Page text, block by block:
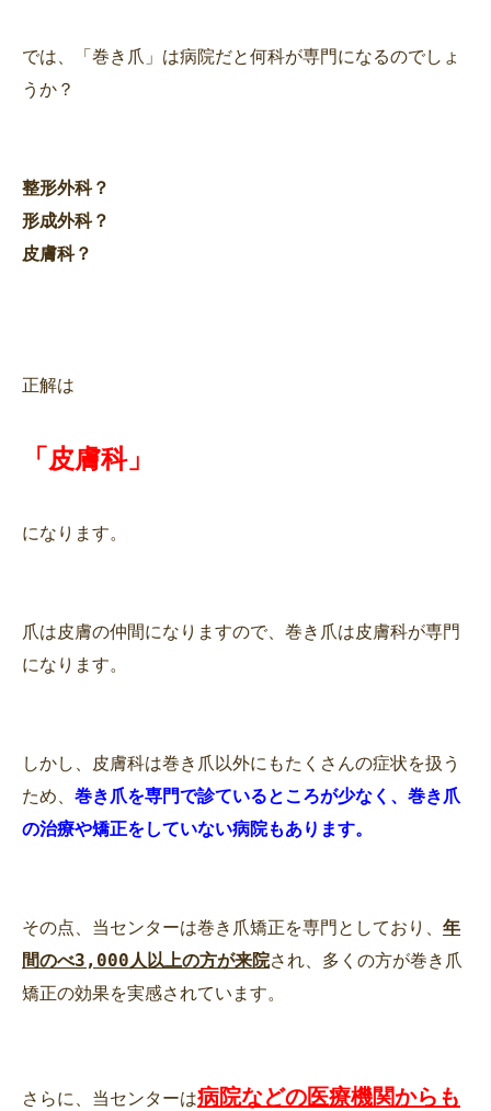
では、「巻き爪」は病院だと何科が専門になるのでしょ
うか？
整形外科？
形成外科？
皮膚科？
正解は
「皮膚科」
になります。
爪は皮膚の仲間になりますので、巻き爪は皮膚科が専門
になります。
しかし、皮膚科は巻き爪以外にもたくさんの症状を扱う
ため、 巻き爪を専門で診ているところが少なく、巻き爪
の治療や矯正をしていない病院もあります。
その点、当センターは巻き爪矯正を専門としており、 年
間のべ3,000人以上の方が来院され、多くの方が巻き爪
矯正の効果を実感されています。
さらに、当センターは病院などの医療機関からも